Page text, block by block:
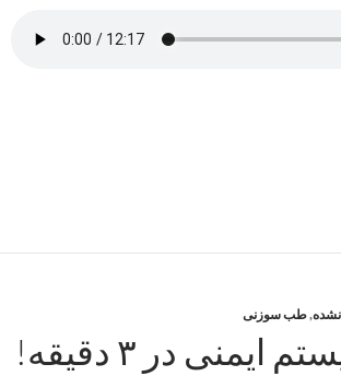
,طب سوزنی
در ۳ دقیقه!